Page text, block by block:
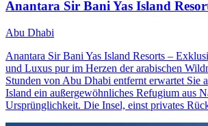
Anantara Sir Bani Yas Island
Abu Dhabi
Anantara Sir Bani Yas Island Resorts –
und Luxus pur im Herzen der arabischen
Stunden von Abu Dhabi entfernt erwartet Sie
Island ein außergewöhnliches Refugium aus
Ursprünglichkeit. Die Insel, einst privates